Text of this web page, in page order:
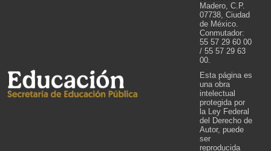
Madero, C.P.
07738, Ciudad
de México.
Conmutador:
55 57 29 60 00
/ 55 57 29 63
00.
Esta página es
una obra
intelectual
protegida por
la Ley Federal
del Derecho de
Autor, puede
ser
reproducida